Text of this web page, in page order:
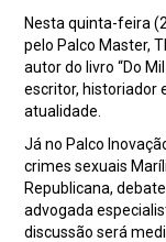
Nesta quinta-feira
pelo Palco Master,
autor do livro “Do
escritor, historiador
atualidade.
Já no Palco
crimes sexuais
Republicana,
advogada
discussão será